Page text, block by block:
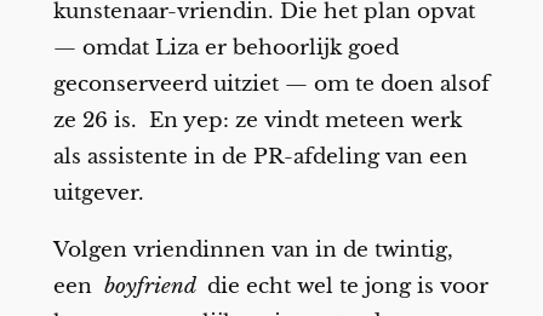
kunstenaar-vriendin. Die het plan opvat
— omdat Liza er behoorlijk goed
geconserveerd uitziet — om te doen alsof
ze 26 is. En yep: ze vindt meteen werk
als assistente in de PR-afdeling van een
uitgever.
Volgen vriendinnen van in de twintig,
een boyfriend die echt wel te jong is voor